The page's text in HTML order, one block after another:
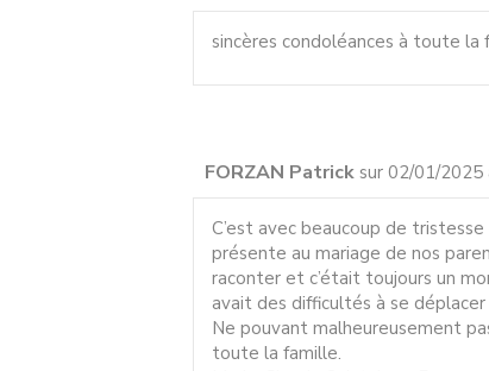
sincères condoléances à toute la
FORZAN Patrick sur 02/01/2025
C’est avec beaucoup de
présente au mariage de nos
raconter et c’était toujours un
avait des difficultés à se déplacer
Ne pouvant malheureusement
toute la famille.